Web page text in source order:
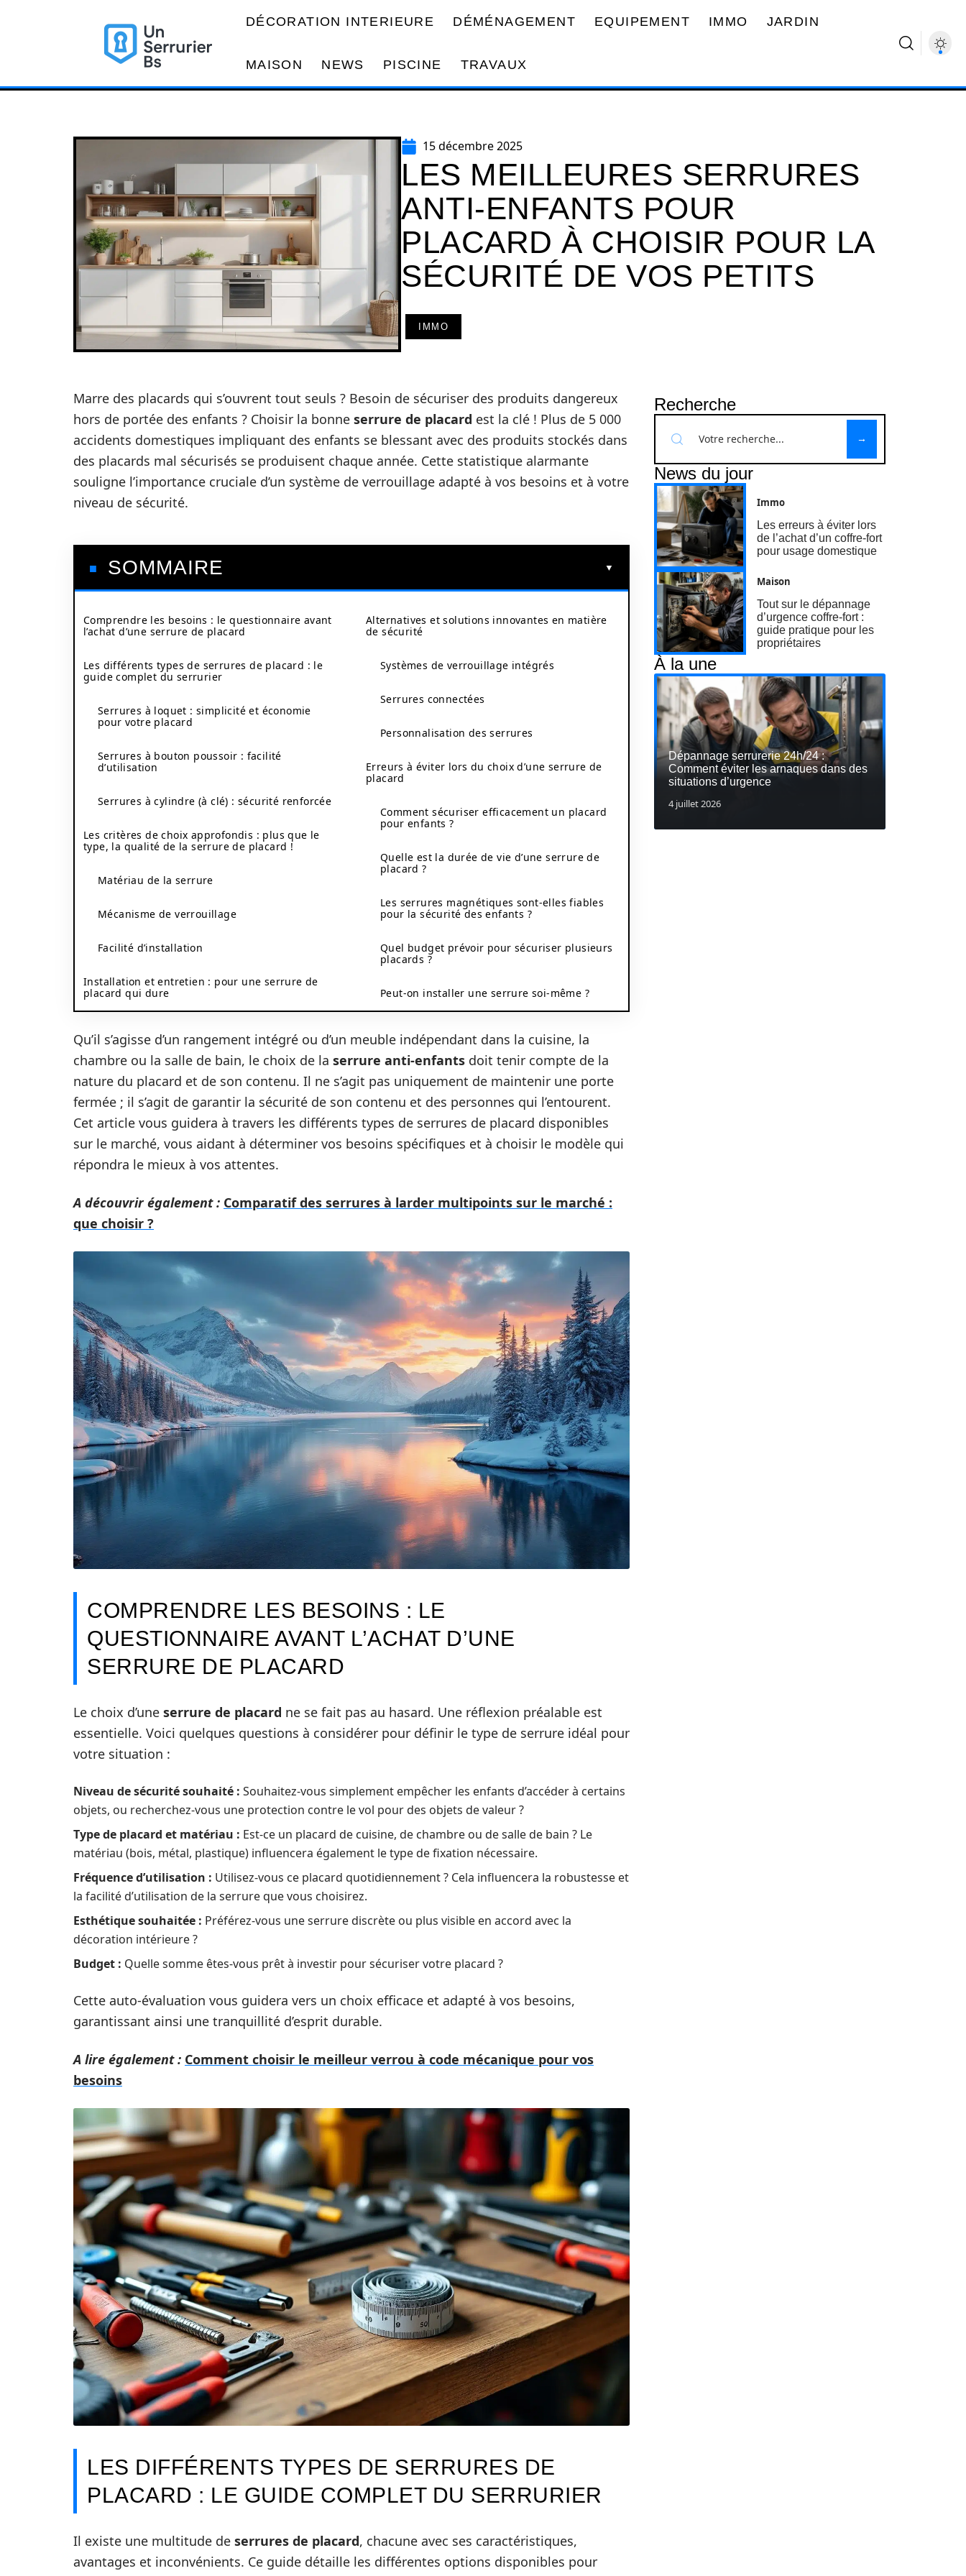
DÉCORATION INTERIEURE DÉMÉNAGEMENT EQUIPEMENT IMMO JARDIN
MAISON NEWS PISCINE TRAVAUX
15 décembre 2025
LES MEILLEURES SERRURES
ANTI-ENFANTS POUR
PLACARD À CHOISIR POUR LA
SÉCURITÉ DE VOS PETITS
IMMO
Marre des placards qui s’ouvrent tout seuls ? Besoin de sécuriser des produits dangereux
hors de portée des enfants ? Choisir la bonne serrure de placard est la clé ! Plus de 5 000
accidents domestiques impliquant des enfants se blessant avec des produits stockés dans
des placards mal sécurisés se produisent chaque année. Cette statistique alarmante
souligne l’importance cruciale d’un système de verrouillage adapté à vos besoins et à votre
niveau de sécurité.
SOMMAIRE
Comprendre les besoins : le questionnaire avant
l’achat d’une serrure de placard
Les différents types de serrures de placard : le
guide complet du serrurier
Serrures à loquet : simplicité et économie
pour votre placard
Serrures à bouton poussoir : facilité
d’utilisation
Serrures à cylindre (à clé) : sécurité renforcée
Les critères de choix approfondis : plus que le
type, la qualité de la serrure de placard !
Matériau de la serrure
Mécanisme de verrouillage
Facilité d’installation
Installation et entretien : pour une serrure de
placard qui dure
Alternatives et solutions innovantes en matière
de sécurité
Systèmes de verrouillage intégrés
Serrures connectées
Personnalisation des serrures
Erreurs à éviter lors du choix d’une serrure de
placard
Comment sécuriser efficacement un placard
pour enfants ?
Quelle est la durée de vie d’une serrure de
placard ?
Les serrures magnétiques sont-elles fiables
pour la sécurité des enfants ?
Quel budget prévoir pour sécuriser plusieurs
placards ?
Peut-on installer une serrure soi-même ?
Qu’il s’agisse d’un rangement intégré ou d’un meuble indépendant dans la cuisine, la
chambre ou la salle de bain, le choix de la serrure anti-enfants doit tenir compte de la
nature du placard et de son contenu. Il ne s’agit pas uniquement de maintenir une porte
fermée ; il s’agit de garantir la sécurité de son contenu et des personnes qui l’entourent.
Cet article vous guidera à travers les différents types de serrures de placard disponibles
sur le marché, vous aidant à déterminer vos besoins spécifiques et à choisir le modèle qui
répondra le mieux à vos attentes.
A découvrir également : Comparatif des serrures à larder multipoints sur le marché :
que choisir ?
COMPRENDRE LES BESOINS : LE
QUESTIONNAIRE AVANT L’ACHAT D’UNE
SERRURE DE PLACARD
Le choix d’une serrure de placard ne se fait pas au hasard. Une réflexion préalable est
essentielle. Voici quelques questions à considérer pour définir le type de serrure idéal pour
votre situation :
Niveau de sécurité souhaité : Souhaitez-vous simplement empêcher les enfants d’accéder à certains
objets, ou recherchez-vous une protection contre le vol pour des objets de valeur ?
Type de placard et matériau : Est-ce un placard de cuisine, de chambre ou de salle de bain ? Le
matériau (bois, métal, plastique) influencera également le type de fixation nécessaire.
Fréquence d’utilisation : Utilisez-vous ce placard quotidiennement ? Cela influencera la robustesse et
la facilité d’utilisation de la serrure que vous choisirez.
Esthétique souhaitée : Préférez-vous une serrure discrète ou plus visible en accord avec la
décoration intérieure ?
Budget : Quelle somme êtes-vous prêt à investir pour sécuriser votre placard ?
Cette auto-évaluation vous guidera vers un choix efficace et adapté à vos besoins,
garantissant ainsi une tranquillité d’esprit durable.
A lire également : Comment choisir le meilleur verrou à code mécanique pour vos
besoins
LES DIFFÉRENTS TYPES DE SERRURES DE
PLACARD : LE GUIDE COMPLET DU SERRURIER
Il existe une multitude de serrures de placard, chacune avec ses caractéristiques,
avantages et inconvénients. Ce guide détaille les différentes options disponibles pour
Recherche
News du jour
Immo
Les erreurs à éviter lors
de l’achat d’un coffre-fort
pour usage domestique
Maison
Tout sur le dépannage
d’urgence coffre-fort :
guide pratique pour les
propriétaires
À la une
Dépannage serrurerie 24h/24 :
Comment éviter les arnaques dans des
situations d’urgence
4 juillet 2026